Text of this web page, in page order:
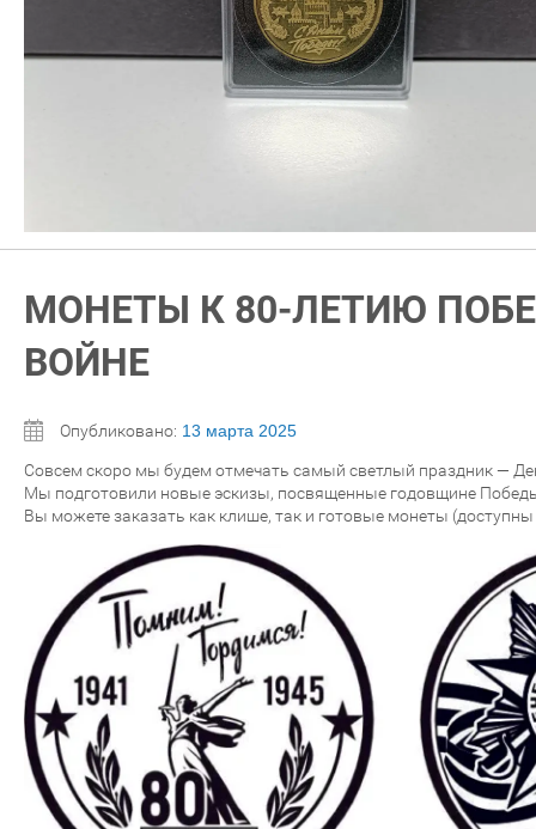
МОНЕТЫ К 80-ЛЕТИЮ
ВОЙНЕ
Опубликовано: 13 марта 2025
Совсем скоро мы будем отмечать самый светлый праздник —
Мы подготовили новые эскизы, посвященные годовщине
Вы можете заказать как клише, так и готовые монеты